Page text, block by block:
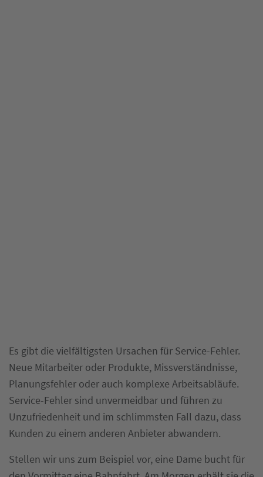
Es gibt die vielfältigsten Ursachen für Service-Fehler.
Neue Mitarbeiter oder Produkte, Missverständnisse,
Planungsfehler oder auch komplexe Arbeitsabläufe.
Service-Fehler sind unvermeidbar und führen zu
Unzufriedenheit und im schlimmsten Fall dazu, dass
Kunden zu einem anderen Anbieter abwandern.
Stellen wir uns zum Beispiel vor, eine Dame bucht für